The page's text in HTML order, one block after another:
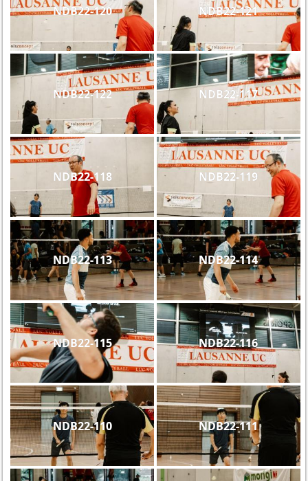
NDB22-120 NDB22-121
NDB22-122 NDB22-117
NDB22-118 NDB22-119
NDB22-113 NDB22-114
NDB22-115 NDB22-116
NDB22-110 NDB22-111